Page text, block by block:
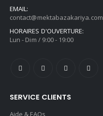
EMAIL:
contact@mektabazakariya.com
HORAIRES D'OUVERTURE:
Lun - Dim / 9:00 - 19:00
SERVICE CLIENTS